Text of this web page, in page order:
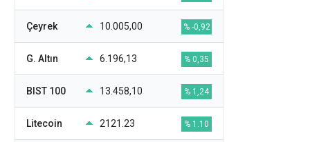
Çeyrek 10.005,00 % -0,92
G. Altın 6.196,13 % 0,35
BIST 100 13.458,10 % 1,24
Litecoin 2121.23 % 1.10